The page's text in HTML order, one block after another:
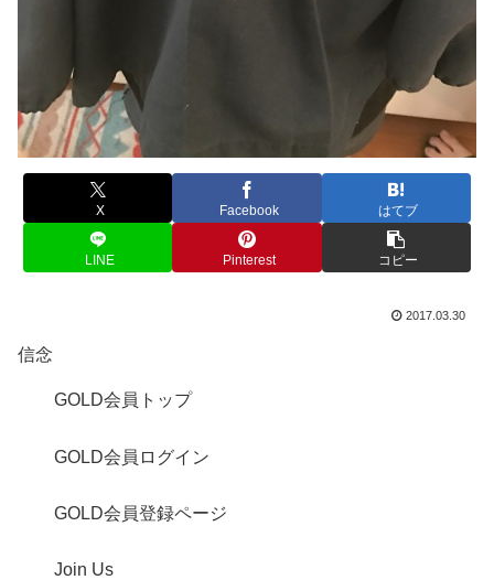
X Facebook はてブ
LINE Pinterest コピー
2017.03.30
信念
GOLD会員トップ
GOLD会員ログイン
GOLD会員登録ページ
Join Us